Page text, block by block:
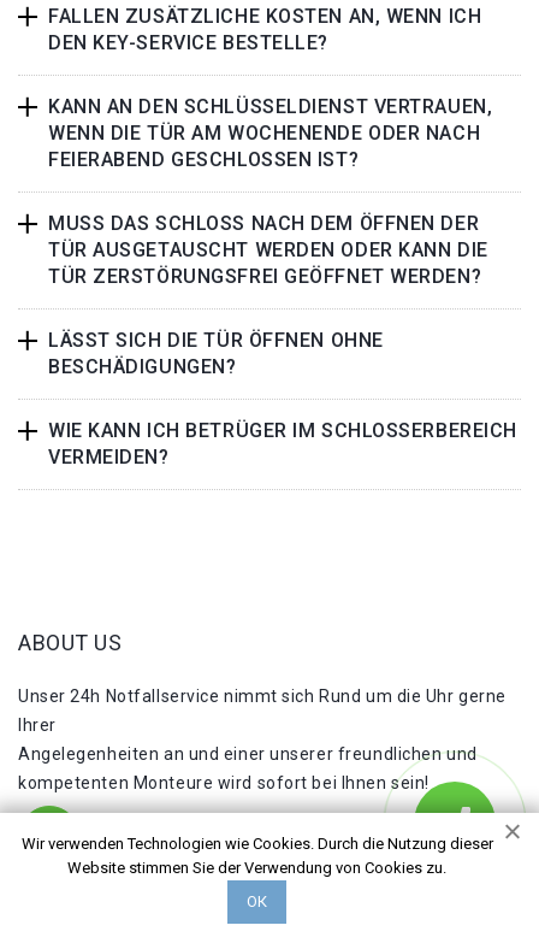
FALLEN ZUSÄTZLICHE KOSTEN AN, WENN ICH
DEN KEY-SERVICE BESTELLE?
KANN AN DEN SCHLÜSSELDIENST VERTRAUEN,
WENN DIE TÜR AM WOCHENENDE ODER NACH
FEIERABEND GESCHLOSSEN IST?
MUSS DAS SCHLOSS NACH DEM ÖFFNEN DER
TÜR AUSGETAUSCHT WERDEN ODER KANN DIE
TÜR ZERSTÖRUNGSFREI GEÖFFNET WERDEN?
LÄSST SICH DIE TÜR ÖFFNEN OHNE
BESCHÄDIGUNGEN?
WIE KANN ICH BETRÜGER IM SCHLOSSERBEREICH
VERMEIDEN?
Wir verwenden Technologien wie Cookies. Durch die Nutzung dieser
Website stimmen Sie der Verwendung von Cookies zu.
ОК
ABOUT US
Unser 24h Notfallservice nimmt sich Rund um die Uhr gerne
Ihrer
Angelegenheiten an und einer unserer freundlichen und
kompetenten Monteure wird sofort bei Ihnen sein!
NÜTZLICHE LINKS